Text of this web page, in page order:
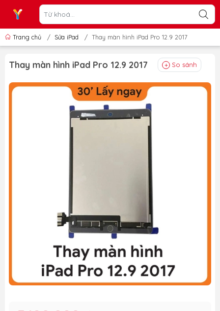
Trang chủ / Sửa iPad / Thay màn hình iPad Pro 12.9 2017
Thay màn hình iPad Pro 12.9 2017 So sánh